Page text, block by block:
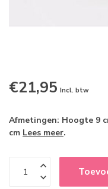
€21,95 Incl. btw
Afmetingen: Hoogte 9
cm Lees meer.